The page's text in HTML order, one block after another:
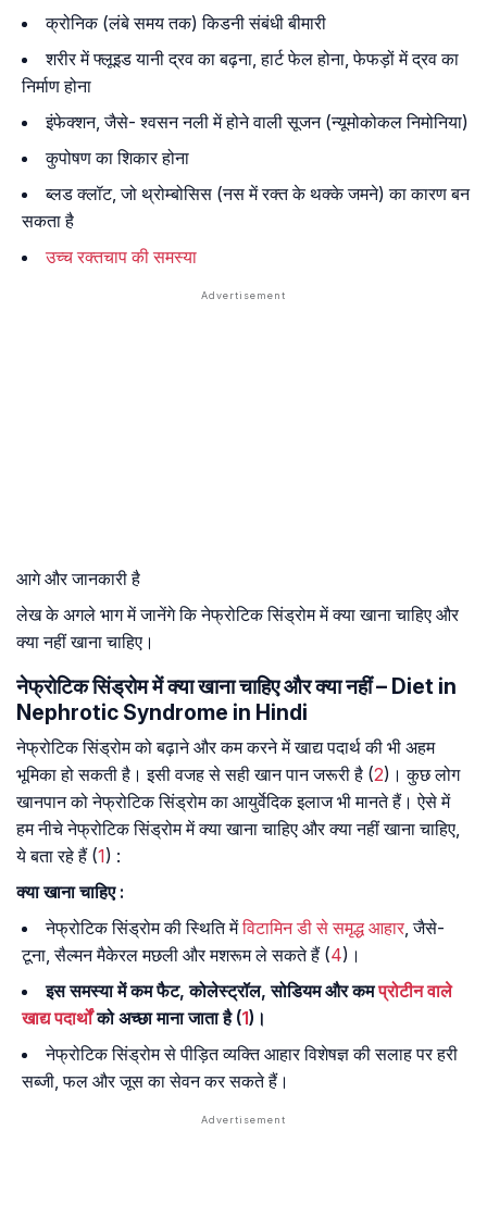
क्रोनिक (लंबे समय तक) किडनी संबंधी बीमारी
शरीर में फ्लूइड यानी द्रव का बढ़ना, हार्ट फेल होना, फेफड़ों में द्रव का
निर्माण होना
इंफेक्शन, जैसे- श्वसन नली में होने वाली सूजन (न्यूमोकोकल निमोनिया)
कुपोषण का शिकार होना
ब्लड क्लॉट, जो थ्रोम्बोसिस (नस में रक्त के थक्के जमने) का कारण बन
सकता है
उच्च रक्तचाप की समस्या
आगे और जानकारी है
लेख के अगले भाग में जानेंगे कि नेफ्रोटिक सिंड्रोम में क्या खाना चाहिए और
क्या नहीं खाना चाहिए।
नेफ्रोटिक सिंड्रोम में क्या खाना चाहिए और क्या नहीं – Diet in
Nephrotic Syndrome in Hindi
नेफ्रोटिक सिंड्रोम को बढ़ाने और कम करने में खाद्य पदार्थ की भी अहम
भूमिका हो सकती है। इसी वजह से सही खान पान जरूरी है (2)। कुछ लोग
खानपान को नेफ्रोटिक सिंड्रोम का आयुर्वेदिक इलाज भी मानते हैं। ऐसे में
हम नीचे नेफ्रोटिक सिंड्रोम में क्या खाना चाहिए और क्या नहीं खाना चाहिए,
ये बता रहे हैं (1) :
क्या खाना चाहिए :
नेफ्रोटिक सिंड्रोम की स्थिति मेंविटामिन डी से समृद्ध आहार, जैसे-
टूना, सैल्मन मैकेरल मछली और मशरूम ले सकते हैं (4)।
इस समस्या में कम फैट, कोलेस्ट्रॉल, सोडियम और कमप्रोटीन वाले
खाद्य पदार्थोंको अच्छा माना जाता है (1)।
नेफ्रोटिक सिंड्रोम से पीड़ित व्यक्ति आहार विशेषज्ञ की सलाह पर हरी
सब्जी, फल और जूस का सेवन कर सकते हैं।